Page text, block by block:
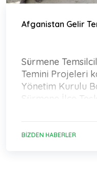
Afganistan Gelir
Sürmene
Temini Projeleri
Yönetim Kurulu
Sürmene İlçe
BIZDEN HABERLER